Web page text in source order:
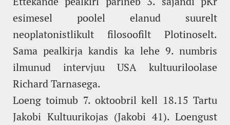
esimesel poolel elanud suurelt
neoplatonistlikult filosoofilt Plotinoselt.
Sama pealkirja kandis ka lehe 9. numbris
ilmunud intervjuu USA kultuuriloolase
Richard Tarnasega.
Loeng toimub 7. oktoobril kell 18.15 Tartu
Jakobi Kultuurikojas (Jakobi 41). Loengust